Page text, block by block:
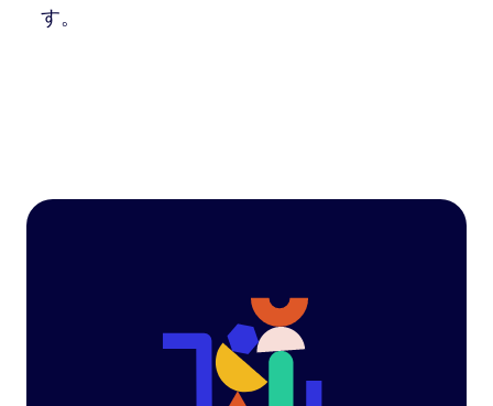
す。